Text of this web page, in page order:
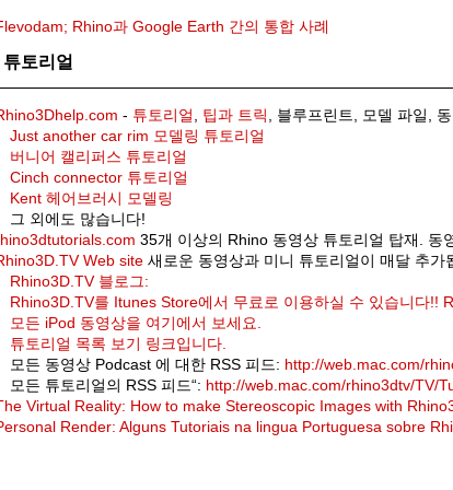
Rhino과 Google Earth 간의 통합 사례
토리얼
- 튜토리얼 팁과 트릭
, 블루프린트, 모델 파일,
Just another car rim 모델링 튜토리얼
버니어 캘리퍼스 튜토리얼
Cinch connector 튜토리얼
Kent 헤어브러시 모델링
그 외에도 많습니다!
35개 이상의 Rhino 동영상 튜토리얼 탑재. 동
Web site 새로운 동영상과 미니 튜토리얼이 매달 추가
Rhino3D.TV 블로그:
Rhino3D.TV를 Itunes Store에서 무료로 이용하실 수 있습니다!!
모든 iPod 동영상을 여기에서 보세요.
튜토리얼 목록 보기 링크입니다.
모든 동영상 Podcast 에 대한 RSS 피드: http://web.mac.com/
모든 튜토리얼의 RSS 피드“: http://web.mac.com/rhino3dtv/TV/
Virtual Reality: How to make Stereoscopic Images with
Render: Alguns Tutoriais na lingua Portuguesa sobre